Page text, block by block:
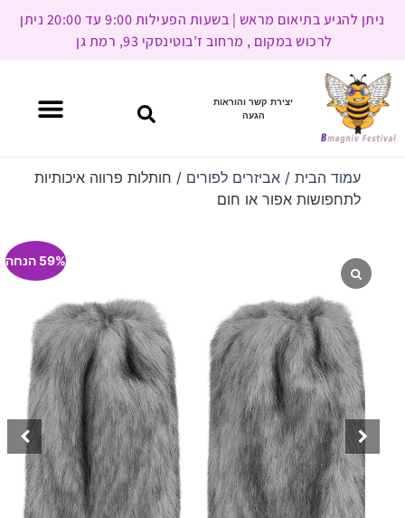
ניתן להגיע בתיאום מראש | בשעות הפעילות 9:00 עד 20:00 ניתן
לרכוש במקום , מרחוב ז’בוטינסקי 93, רמת גן
יצירת קשר והוראות
הגעה
עמוד הבית/ אביזרים לפורים / חותלות פרווה איכותיות
לתחפושות אפור או חום
59% הנחה